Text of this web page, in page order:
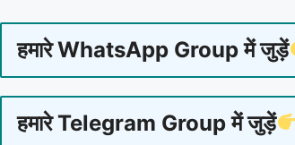
हमारे WhatsApp Group में जुड़ें
हमारे Telegram Group में जुड़ें